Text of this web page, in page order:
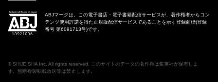
ABJマークは、この電子書店・電子書籍配信サービスが、著作権者からコン
テンツ使用許諾を得た正規版配信サービスであることを示す登録商標(登録
番号 第6091713号)です。
© SHUEISHA Inc . All rights reserved. このサイトのデータの著作権は集英社が保有しま
す。無断複製転載放送等は禁止します。